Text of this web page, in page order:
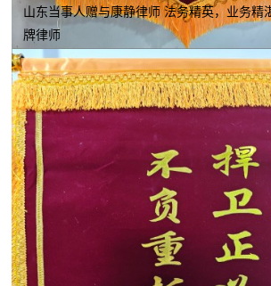
山东当事人赠与康静律师 法务精英，业务精
牌律师